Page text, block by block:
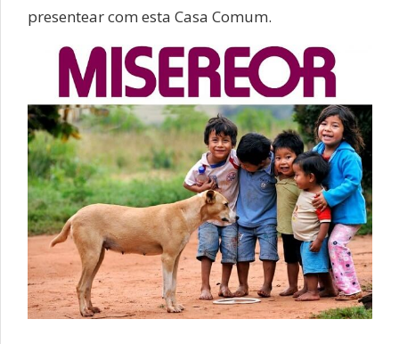
presentear com esta Casa Comum.